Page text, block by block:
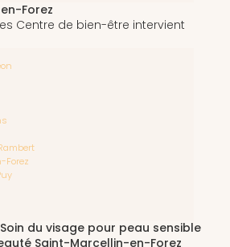
Forez
Centre de bien-être intervient
Forez
du visage pour peau sensible
Saint-Marcellin-en-Forez